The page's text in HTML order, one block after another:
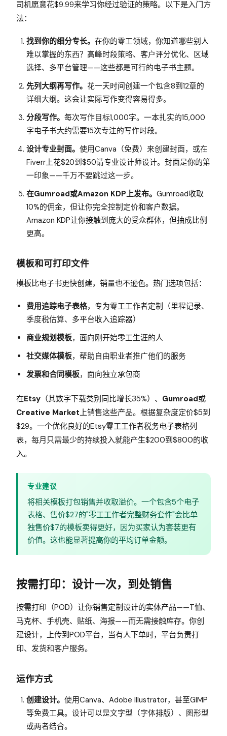
司机愿意花$9.99来学习你经过验证的策略。以下是入门方
法：
找到你的细分专长。 在你的零工领域，你知道哪些别人
难以掌握的东西？高峰时段策略、客户评分优化、区域
选择、多平台管理——这些都是可行的电子书主题。
先列大纲再写作。 花一天时间创建一个包含8到12章的
详细大纲。这会让实际写作变得容易得多。
分段写作。 每次写作目标1,000字。一本扎实的15,000
字电子书大约需要15次专注的写作时段。
设计专业封面。 使用Canva（免费）来创建封面，或在
Fiverr上花$20到$50请专业设计师设计。封面是你的第
一印象——千万不要跳过这一步。
在Gumroad或Amazon KDP上发布。 Gumroad收取
10%的佣金，但让你完全控制定价和客户数据。
Amazon KDP让你接触到庞大的受众群体，但抽成比例
更高。
模板和可打印文件
模板比电子书更快创建，销量也不逊色。热门选项包括：
费用追踪电子表格，专为零工工作者定制（里程记录、
季度税估算、多平台收入追踪器）
商业规划模板，面向刚开始零工生涯的人
社交媒体模板，帮助自由职业者推广他们的服务
发票和合同模板，面向独立承包商
在Etsy （其数字下载类别同比增长35%）、 Gumroad或
Creative Market上销售这些产品。根据复杂度定价$5到
$29。一个优化良好的Etsy零工工作者税务电子表格列
表，每月只需最少的持续投入就能产生$200到$800的收
入。
专业建议
将相关模板打包销售并收取溢价。一个包含5个电子
表格、售价$27的"零工工作者完整财务套件"会比单
独售价$7的模板卖得更好，因为买家认为套装更有
价值。这也能显著提高你的平均订单金额。
按需打印：设计一次，到处销售
按需打印（POD）让你销售定制设计的实体产品——T恤、
马克杯、手机壳、贴纸、海报——而无需接触库存。你创
建设计，上传到POD平台，当有人下单时，平台负责打
印、发货和客户服务。
运作方式
创建设计。 使用Canva、Adobe Illustrator，甚至GIMP
等免费工具。设计可以是文字型（字体排版）、图形型
或两者结合。